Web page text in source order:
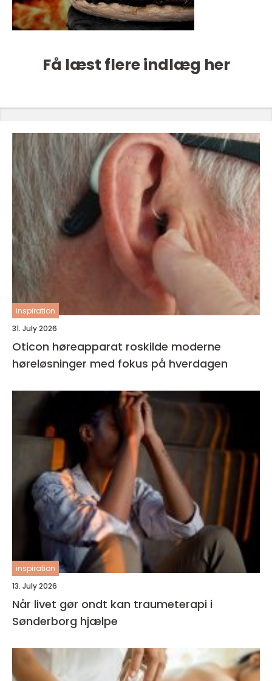
Få læst flere indlæg her
inspiration
31. July 2026
Oticon høreapparat roskilde moderne
høreløsninger med fokus på hverdagen
inspiration
13. July 2026
Når livet gør ondt kan traumeterapi i
Sønderborg hjælpe